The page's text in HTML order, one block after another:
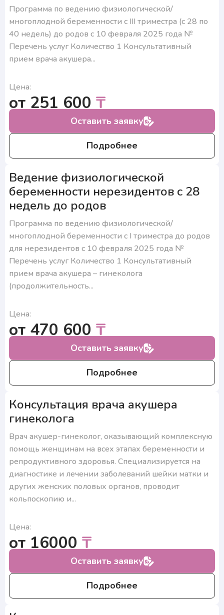
Программа по ведению физиологической/
многоплодной беременности с III триместра (с 28 по
40 недель) до родов с 10 февраля 2025 года №
Перечень услуг Количество 1 Консультативный
прием врача акушера...
Оставить заявку
Подробнее
Цена:
от 251 600 ₸
Ведение физиологической
беременности нерезидентов с 28
недель до родов
Программа по ведению физиологической/
многоплодной беременности с I триместра до родов
для нерезидентов с 10 февраля 2025 года №
Перечень услуг Количество 1 Консультативный
прием врача акушера – гинеколога
(продолжительность...
Оставить заявку
Подробнее
Цена:
от 470 600 ₸
Консультация врача акушера
гинеколога
Врач акушер-гинеколог, оказывающий комплексную
помощь женщинам на всех этапах беременности и
репродуктивного здоровья. Специализируется на
диагностике и лечении заболеваний шейки матки и
других женских половых органов, проводит
кольпоскопию и...
Оставить заявку
Подробнее
Цена:
от 16000 ₸